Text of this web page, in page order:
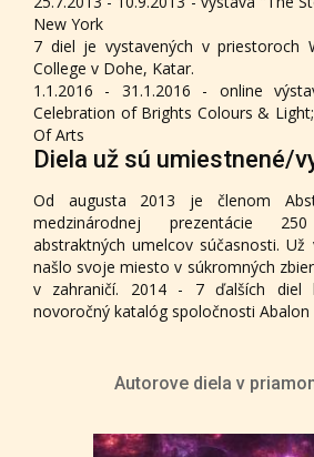
New York
7 diel je vystavených v priestoroch
College v Dohe, Katar.
1.1.2016 - 31.1.2016 - online
Celebration of Brights Colours &
Of Arts
Diela už sú umiestnené/
Od augusta 2013 je členom
medzinárodnej prezentácie 250
abstraktných umelcov súčasnosti.
našlo svoje miesto v súkromných
v zahraničí. 2014 - 7 ďalších diel
novoročný katalóg spoločnosti Abalon
Autorove diela v